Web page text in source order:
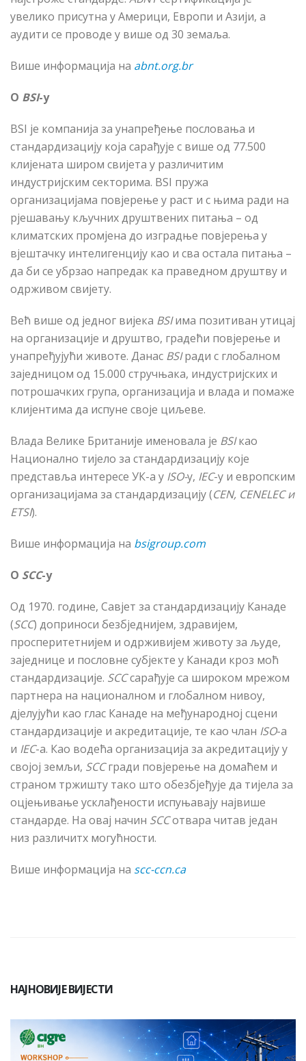
увелико присутна у Америци, Европи и Азији, а
аудити се проводе у више од 30 земаља.
Више информација на abnt.org.br
О BSI-у
BSI је компанија за унапређење пословања и
стандардизацију која сарађује с више од 77.500
клијената широм свијета у различитим
индустријским секторима. BSI пружа
организацијама повјерење у раст и с њима ради на
рјешавању кључних друштвених питања – од
климатских промјена до изградње повјерења у
вјештачку интелигенцију као и сва остала питања –
да би се убрзао напредак ка праведном друштву и
одрживом свијету.
Већ више од једног вијека BSI има позитиван утицај
на организације и друштво, градећи повјерење и
унапређујући животе. Данас BSI ради с глобалном
заједницом од 15.000 стручњака, индустријских и
потрошачких група, организација и влада и помаже
клијентима да испуне своје циљеве.
Влада Велике Британије именовала је BSI као
Национално тијело за стандардизацију које
представља интересе УК-а у ISO-у, IEC-у и европским
организацијама за стандардизацију (CEN, CENELECи
ETSI).
Више информација на bsigroup.com
О SCC-у
Од 1970. године, Савјет за стандардизацију Канаде
(SCC) доприноси безбједнијем, здравијем,
просперитетнијем и одрживијем животу за људе,
заједнице и пословне субјекте у Канади кроз моћ
стандардизације. SCCсарађује са широком мрежом
партнера на националном и глобалном нивоу,
дјелујући као глас Канаде на међународној сцени
стандардизације и акредитације, те као члан ISO-а
и IEC-а. Као водећа организација за акредитацију у
својој земљи, SCC гради повјерење на домаћем и
страном тржишту тако што обезбјеђује да тијела за
оцјењивање усклађености испуњавају највише
стандарде. На овај начин SCCотвара читав један
низ различитх могућности.
Више информација на scc-ccn.ca
НАЈНОВИЈЕ ВИЈЕСТИ